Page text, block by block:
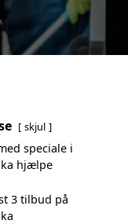
skjul
speciale i
hjælpe
3 tilbud på